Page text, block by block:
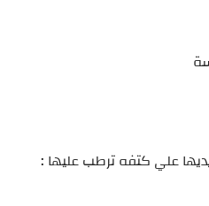
علي كتفه ترطب عليها :